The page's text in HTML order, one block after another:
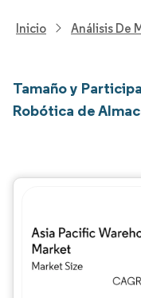
Inicio Análisis De
Tamaño y
Robótica de